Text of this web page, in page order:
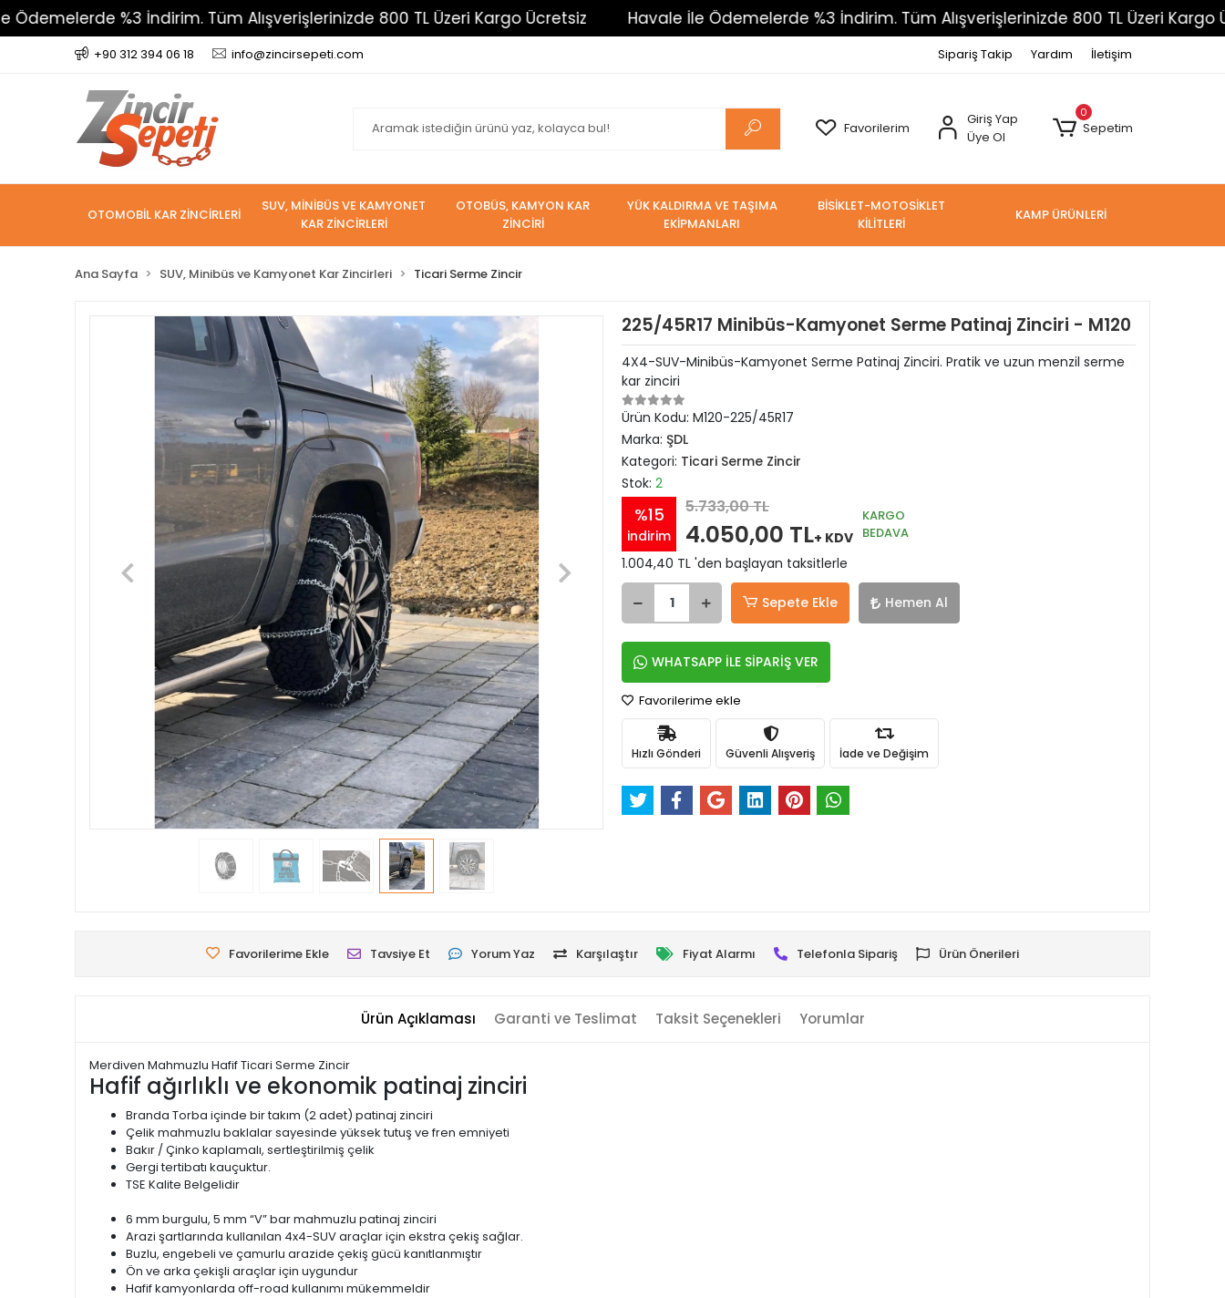
%3 İndirim. Tüm Alışverişlerinizde 800 TL Üzeri Kargo Ücretsiz Havale İle Ödemelerde %3 İndirim. Tüm Alışverişlerinizde 800 TL Üzeri Kargo Ücretsiz
+90 312 394 06 18 info@zincirsepeti.com Sipariş Takip Yardım İletişim
Favorilerim
Giriş Yap
Üye Ol
0
Sepetim
OTOMOBİL KAR ZİNCİRLERİ
SUV, MİNİBÜS VE KAMYONET
KAR ZİNCİRLERİ
OTOBÜS, KAMYON KAR
ZİNCİRİ
YÜK KALDIRMA VE TAŞIMA
EKİPMANLARI
BİSİKLET-MOTOSİKLET
KİLİTLERİ
KAMP ÜRÜNLERİ
Ana Sayfa SUV, Minibüs ve Kamyonet Kar Zincirleri Ticari Serme Zincir
225/45R17 Minibüs-Kamyonet Serme Patinaj Zinciri - M120
4X4-SUV-Minibüs-Kamyonet Serme Patinaj Zinciri. Pratik ve uzun menzil serme
kar zinciri
Ürün Kodu: M120-225/45R17
Marka: ŞDL
Kategori: Ticari Serme Zincir
Stok: 2
%15
indirim
5.733,00 TL
4.050,00 TL+ KDV
KARGO
BEDAVA
1.004,40 TL 'den başlayan taksitlerle
Sepete Ekle Hemen Al
WHATSAPP İLE SİPARİŞ VER
Favorilerime ekle
Hızlı Gönderi Güvenli Alışveriş İade ve Değişim
Favorilerime Ekle Tavsiye Et Yorum Yaz Karşılaştır Fiyat Alarmı Telefonla Sipariş Ürün Önerileri
Ürün Açıklaması Garanti ve Teslimat Taksit Seçenekleri Yorumlar
Merdiven Mahmuzlu Hafif Ticari Serme Zincir
Hafif ağırlıklı ve ekonomik patinaj zinciri
Branda Torba içinde bir takım (2 adet) patinaj zinciri
Çelik mahmuzlu baklalar sayesinde yüksek tutuş ve fren emniyeti
Bakır / Çinko kaplamalı, sertleştirilmiş çelik
Gergi tertibatı kauçuktur.
TSE Kalite Belgelidir
6 mm burgulu, 5 mm “V” bar mahmuzlu patinaj zinciri
Arazi şartlarında kullanılan 4x4-SUV araçlar için ekstra çekiş sağlar.
Buzlu, engebeli ve çamurlu arazide çekiş gücü kanıtlanmıştır
Ön ve arka çekişli araçlar için uygundur
Hafif kamyonlarda off-road kullanımı mükemmeldir